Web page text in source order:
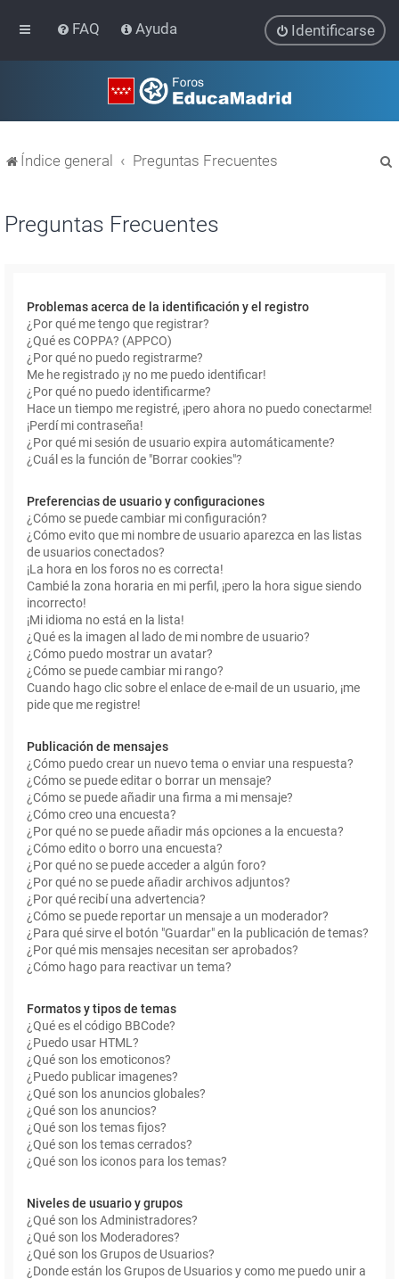
FAQ Ayuda Identificarse
Índice general Preguntas Frecuentes
Preguntas Frecuentes
Problemas acerca de la identificación y el registro
¿Por qué me tengo que registrar?
¿Qué es COPPA? (APPCO)
¿Por qué no puedo registrarme?
Me he registrado ¡y no me puedo identificar!
¿Por qué no puedo identificarme?
Hace un tiempo me registré, ¡pero ahora no puedo conectarme!
¡Perdí mi contraseña!
¿Por qué mi sesión de usuario expira automáticamente?
¿Cuál es la función de "Borrar cookies"?
Preferencias de usuario y configuraciones
¿Cómo se puede cambiar mi configuración?
¿Cómo evito que mi nombre de usuario aparezca en las listas
de usuarios conectados?
¡La hora en los foros no es correcta!
Cambié la zona horaria en mi perfil, ¡pero la hora sigue siendo
incorrecto!
¡Mi idioma no está en la lista!
¿Qué es la imagen al lado de mi nombre de usuario?
¿Cómo puedo mostrar un avatar?
¿Cómo se puede cambiar mi rango?
Cuando hago clic sobre el enlace de e-mail de un usuario, ¡me
pide que me registre!
Publicación de mensajes
¿Cómo puedo crear un nuevo tema o enviar una respuesta?
¿Cómo se puede editar o borrar un mensaje?
¿Cómo se puede añadir una firma a mi mensaje?
¿Cómo creo una encuesta?
¿Por qué no se puede añadir más opciones a la encuesta?
¿Cómo edito o borro una encuesta?
¿Por qué no se puede acceder a algún foro?
¿Por qué no se puede añadir archivos adjuntos?
¿Por qué recibí una advertencia?
¿Cómo se puede reportar un mensaje a un moderador?
¿Para qué sirve el botón "Guardar" en la publicación de temas?
¿Por qué mis mensajes necesitan ser aprobados?
¿Cómo hago para reactivar un tema?
Formatos y tipos de temas
¿Qué es el código BBCode?
¿Puedo usar HTML?
¿Qué son los emoticonos?
¿Puedo publicar imagenes?
¿Qué son los anuncios globales?
¿Qué son los anuncios?
¿Qué son los temas fijos?
¿Qué son los temas cerrados?
¿Qué son los iconos para los temas?
Niveles de usuario y grupos
¿Qué son los Administradores?
¿Qué son los Moderadores?
¿Qué son los Grupos de Usuarios?
¿Donde están los Grupos de Usuarios y como me puedo unir a